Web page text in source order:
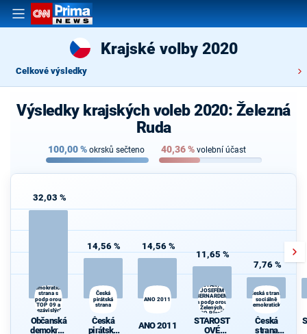
Krajské volby 2020
Celkové výsledky
Výsledky krajských voleb 2020: Železná
Ruda
100,00% okrsků sečteno 40,36% volební účast
32,03 %
demokratická
strana s
podporou
TOP 09 a
nezávislých
starostů
Občanská
demokrati
14,56 %
Česká
pirátská
strana
Česká
pirátská
14,56 %
ANO 2011
ANO 2011
11,65 %
(STAN) s
JOSEFEM
BERNARDEM
a podporou
Zelených,
PRO Plzeň a
Idealistů
STAROST
OVÉ
7,76 %
Česká strana
sociálně
demokratická
Česká
strana